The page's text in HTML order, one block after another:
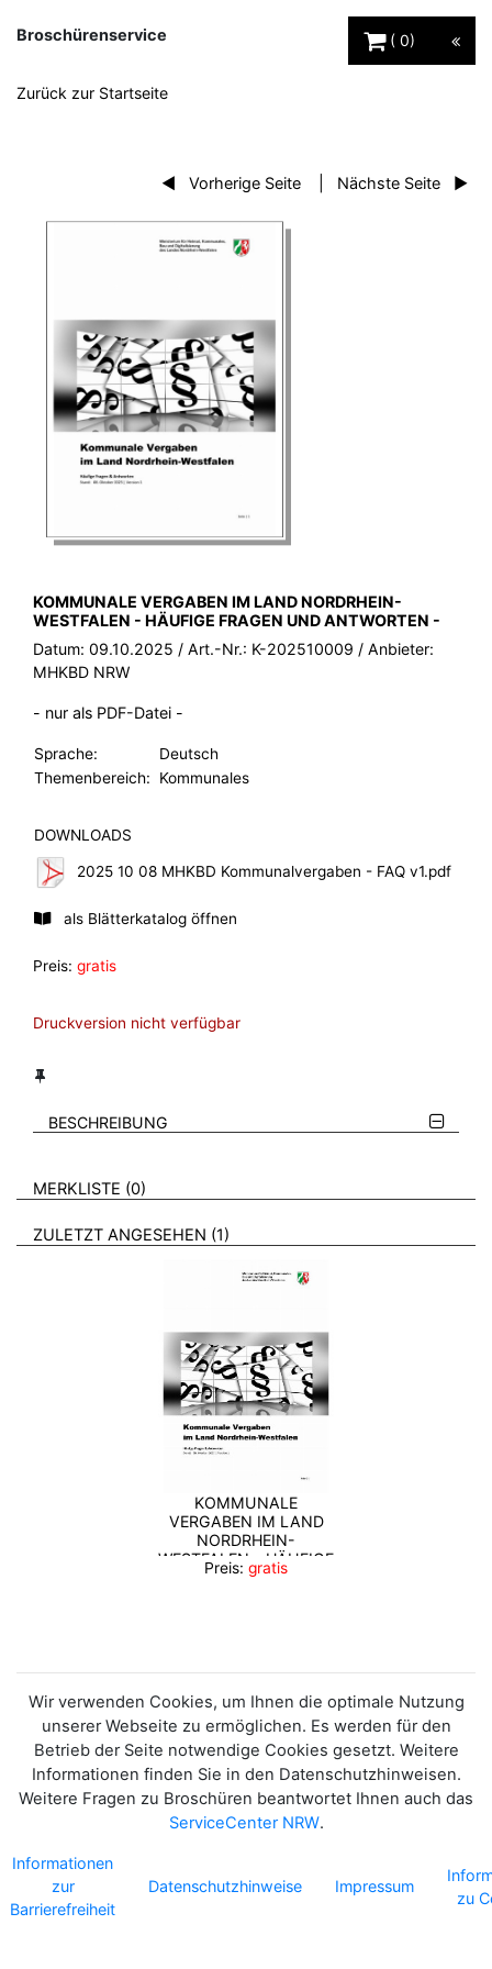
Broschürenservice
0
Zurück zur Startseite
Vorherige Seite Nächste Seite
BROSCHÜRE:
KOMMUNALE VERGABEN IM LAND NORDRHEIN-
WESTFALEN - HÄUFIGE FRAGEN UND ANTWORTEN -
Datum: 09.10.2025 / Art.-Nr.: K-202510009 / Anbieter:
MHKBD NRW
- nur als PDF-Datei -
Sprache:
Deutsch
Themenbereich:
Kommunales
DOWNLOADS
2025 10 08 MHKBD Kommunalvergaben - FAQ v1.pdf
als Blätterkatalog öffnen
Preis: gratis
Druckversion nicht verfügbar
BESCHREIBUNG
VERWEISE AUF VERMERKTE- ODER ZULETZT ANGESEHENE
MERKLISTE 0 BROSCHÜREN
ZULETZT ANGESEHEN 1 BROSCHÜREN
KOMMUNALE
VERGABEN IM LAND
NORDRHEIN-
WESTFALEN - HÄUFIGE
FRAGEN UND
Preis: gratis
Wir verwenden Cookies, um Ihnen die optimale Nutzung
unserer Webseite zu ermöglichen. Es werden für den
Betrieb der Seite notwendige Cookies gesetzt. Weitere
Informationen finden Sie in den Datenschutzhinweisen.
Weitere Fragen zu Broschüren beantwortet Ihnen auch das
ServiceCenter NRW.
Informationen
zur
Barrierefreiheit
Datenschutzhinweise Impressum
zu